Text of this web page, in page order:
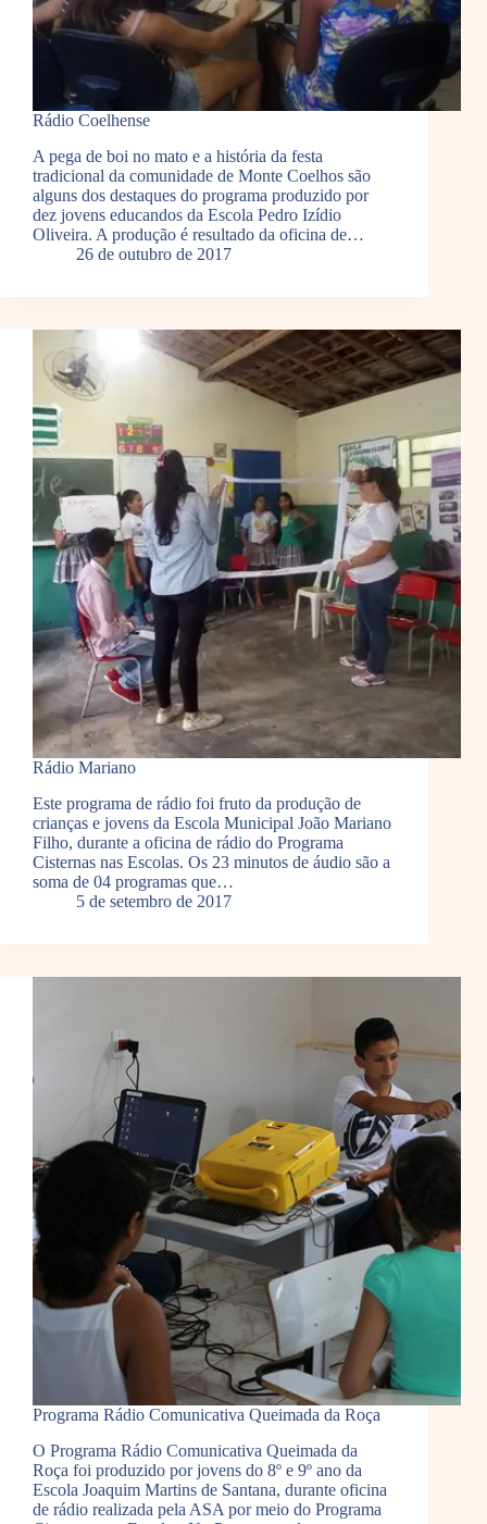
Rádio Coelhense
A pega de boi no mato e a história da festa
tradicional da comunidade de Monte Coelhos são
alguns dos destaques do programa produzido por
dez jovens educandos da Escola Pedro Izídio
Oliveira. A produção é resultado da oficina de…
26 de outubro de 2017
Rádio Mariano
Este programa de rádio foi fruto da produção de
crianças e jovens da Escola Municipal João Mariano
Filho, durante a oficina de rádio do Programa
Cisternas nas Escolas. Os 23 minutos de áudio são a
soma de 04 programas que…
5 de setembro de 2017
Programa Rádio Comunicativa Queimada da Roça
O Programa Rádio Comunicativa Queimada da
Roça foi produzido por jovens do 8º e 9º ano da
Escola Joaquim Martins de Santana, durante oficina
de rádio realizada pela ASA por meio do Programa